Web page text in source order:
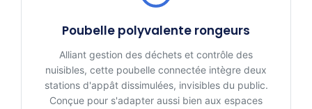
Poubelle polyvalente rongeurs
Alliant gestion des déchets et contrôle des
nuisibles, cette poubelle connectée intègre deux
stations d'appât dissimulées, invisibles du public.
Conçue pour s'adapter aussi bien aux espaces